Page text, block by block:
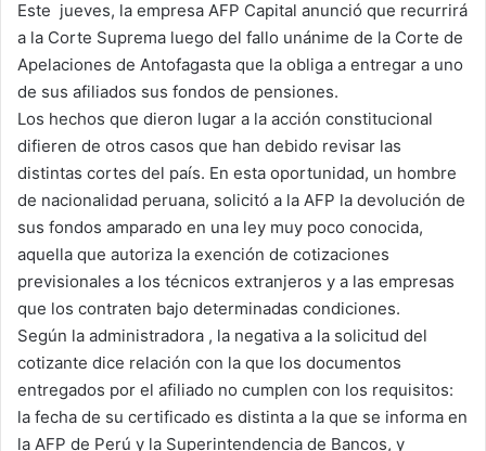
Este jueves, la empresa AFP Capital anunció que recurrirá
a la Corte Suprema luego del fallo unánime de la Corte de
Apelaciones de Antofagasta que la obliga a entregar a uno
de sus afiliados sus fondos de pensiones.
Los hechos que dieron lugar a la acción constitucional
difieren de otros casos que han debido revisar las
distintas cortes del país. En esta oportunidad, un hombre
de nacionalidad peruana, solicitó a la AFP la devolución de
sus fondos amparado en una ley muy poco conocida,
aquella que autoriza la exención de cotizaciones
previsionales a los técnicos extranjeros y a las empresas
que los contraten bajo determinadas condiciones.
Según la administradora , la negativa a la solicitud del
cotizante dice relación con la que los documentos
entregados por el afiliado no cumplen con los requisitos:
la fecha de su certificado es distinta a la que se informa en
la AFP de Perú y la Superintendencia de Bancos, y